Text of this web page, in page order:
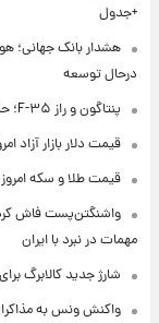
+جدول
هشدار بانک
درحال توسعه
پنتاگون و راز F-۳۵؛ حذف بی‌سابقه گزارش‌های عملکرد جنگنده‌های نسل پنجم
قیمت دلار بازار آزاد امروز پنجشنبه
قیمت طلا و سکه امروز پنجشنبه
واشنگتن‌پست فاش
مهمات در نبرد با ایران
شارژ جدید کالابرگ
واکنش ونس به